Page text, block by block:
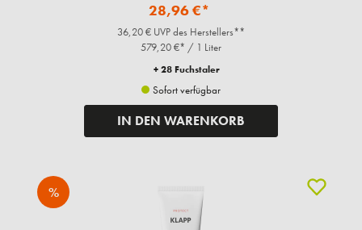
28,96 €*
36,20 € UVP des Herstellers**
579,20 €* / 1 Liter
+ 28 Fuchstaler
Sofort verfügbar
IN DEN WARENKORB
%